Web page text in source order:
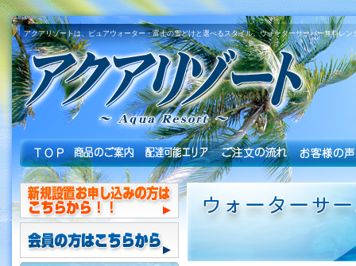
アクアリゾートは、ピュアウォーター・富士の雪どけと選べるスタイル。ウォーターサーバー無料レン